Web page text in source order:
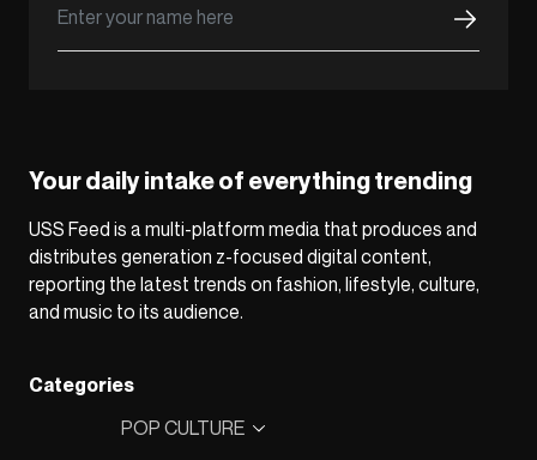
Your daily intake of everything trending
USS Feed is a multi-platform media that produces and
distributes generation z-focused digital content,
reporting the latest trends on fashion, lifestyle, culture,
and music to its audience.
Categories
POP CULTURE